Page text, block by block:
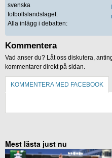
svenska
fotbollslandslaget.
Alla inlägg i debatten:
Kommentera
Vad anser du? Låt oss diskutera,
kommentarer direkt på sidan.
KOMMENTERA MED FACEBOOK
Mest lästa just nu